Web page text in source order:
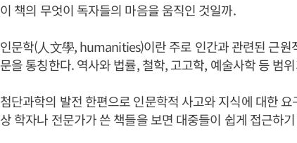
이 책의 무엇이 독자들의 마음을 움직인 것일까.
인문학(人文學, humanities)이란 주로 인간과 관련된 근원
문을 통칭한다. 역사와 법률, 철학, 고고학, 예술사학 등 범
첨단과학의 발전 한편으로 인문학적 사고와 지식에 대한
상 학자나 전문가가 쓴 책들을 보면 대중들이 쉽게 접근하